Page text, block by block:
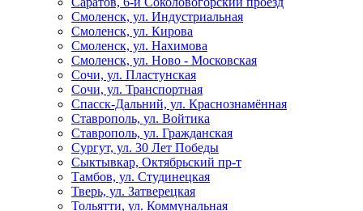
Смоленск, ул. Индустриальная
Смоленск, ул. Кирова
Смоленск, ул. Нахимова
Смоленск, ул. Ново - Московская
Сочи, ул. Пластунская
Сочи, ул. Транспортная
Спасск-Дальний, ул. Краснознамённая
Ставрополь, ул. Войтика
Ставрополь, ул. Гражданская
Сургут, ул. 30 Лет Победы
Сыктывкар, Октябрьский пр-т
Тамбов, ул. Студинецкая
Тверь, ул. Затверецкая
Тольятти, ул. Коммунальная